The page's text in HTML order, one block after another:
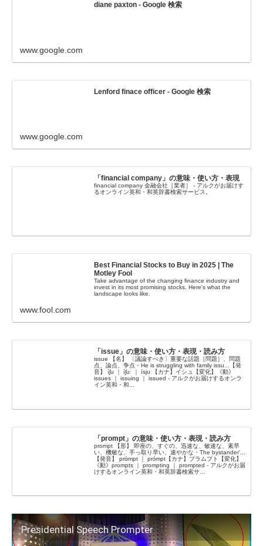
diane paxton - Google 検索
www.google.com
Lenford finace officer - Google 検索
www.google.com
「financial company」の意味・使い方・表現
financial company 金融会社［業者］ - アルクがお届けす
るオンライン英和・和英辞書検索サービス。
Best Financial Stocks to Buy in 2025 | The
Motley Fool
Take advantage of the changing finance industry and
invest in its most promising stocks. Here's what the
landscape looks like.
www.fool.com
「issue」の意味・使い方・表現・読み方
issue 【名】 〔議論すべき〕重要な話題［問題］、問題
点、論点、争点・He is struggling with family issu...【発
音】 íʃu ｜ íʃuː ｜ ísjuː【カナ】イシュ【変化】《動》
issues ｜ issuing ｜ issued - アルクがお届けするオンラ
イン英和・和...
「prompt」の意味・使い方・表現・読み方
prompt 【形】 即座の、すぐの、迅速な、敏速な、素早
い、機敏な、手っ取り早い、速やかな・The bystander'...
【発音】 prɑ́mpt ｜ prɔ́mpt【カナ】プラムプト【変化】
《動》prompts ｜ prompting ｜ prompted - アルクがお届
けするオンライン英和・和英辞書検索サ...
Presidential Speech Prompter